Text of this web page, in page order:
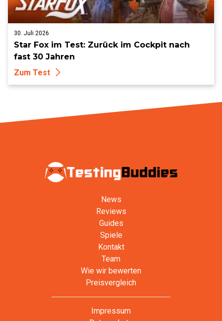
30. Juli 2026
Star Fox im Test: Zurück im Cockpit nach
fast 30 Jahren
Zum Test
News
Reviews
Guides
Spiele
Kontakt
Team
Wie wir bewerten
Preisvergleich
Impressum